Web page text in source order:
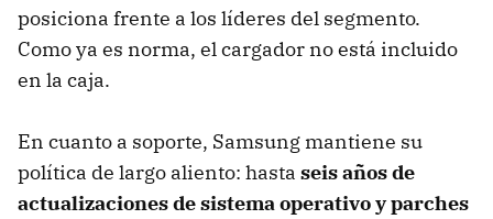
posiciona frente a los líderes del segmento.
Como ya es norma, el cargador no está incluido
en la caja.
En cuanto a soporte, Samsung mantiene su
política de largo aliento: hasta seis años de
actualizaciones de sistema operativo y parches